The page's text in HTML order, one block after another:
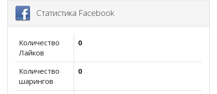
Статистика Facebook
Количество
Лайков
0
Количество
шарингов
0